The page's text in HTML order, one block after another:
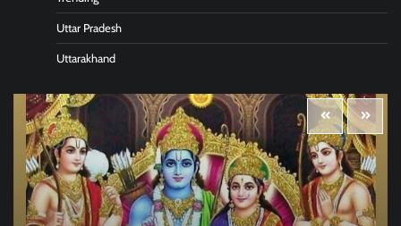
Uttar Pradesh
Uttarakhand